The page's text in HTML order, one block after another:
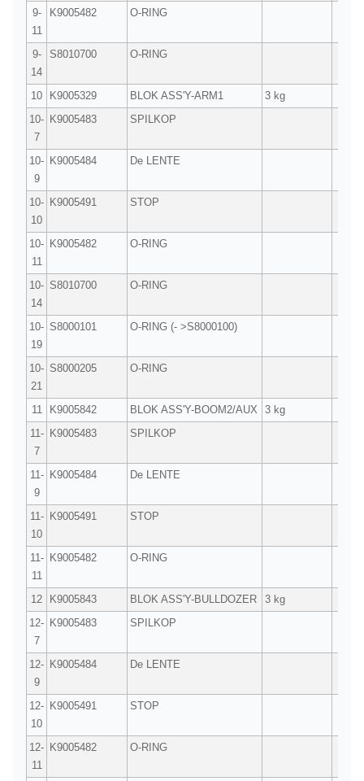
9-
11
K9005482 O-RING
9-
14
S8010700 O-RING
10 K9005329 BLOK ASS'Y-ARM1 3 kg
10-
7
K9005483 SPILKOP
10-
9
K9005484 De LENTE
10-
10
K9005491 STOP
10-
11
K9005482 O-RING
10-
14
S8010700 O-RING
10-
19
S8000101 O-RING (- >S8000100)
10-
21
S8000205 O-RING
11 K9005842 BLOK ASS'Y-BOOM2/AUX 3 kg
11-
7
K9005483 SPILKOP
11-
9
K9005484 De LENTE
11-
10
K9005491 STOP
11-
11
K9005482 O-RING
12 K9005843 BLOK ASS'Y-BULLDOZER 3 kg
12-
7
K9005483 SPILKOP
12-
9
K9005484 De LENTE
12-
10
K9005491 STOP
12-
11
K9005482 O-RING